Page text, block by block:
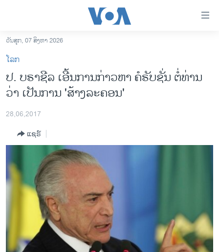
ເຂົ້າ
ຫາ
ຂ້າມ
ຂ້າມ
ຫາ
ອາເມຣິກາ
ຂ່າວ​ຈີນ
ໂລກ
ອິດສະຫຼະພາບດ້ານການຂ່າວ
ຊີວິດຊາວລາວ
ຊຸມຊົນຊາວລາວ
ວິທະຍາສາດ-ເທັກໂນໂລຈີ
ທຸລະກິດ
ວັນສຸກ, 07 ສິງຫາ 2026
ໂລກ
ປ. ບຣາຊີລ ເອີ້ນການກ່າວຫາ ຄໍຣັບຊັ່ນ ຕໍ່ທ່ານ
ວ່າ ເປັນການ 'ສ້າງລະຄອນ'
28,06,2017
ແຊຣ໌